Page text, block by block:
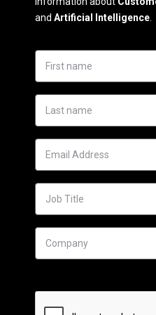
and Artificial Intelligence.